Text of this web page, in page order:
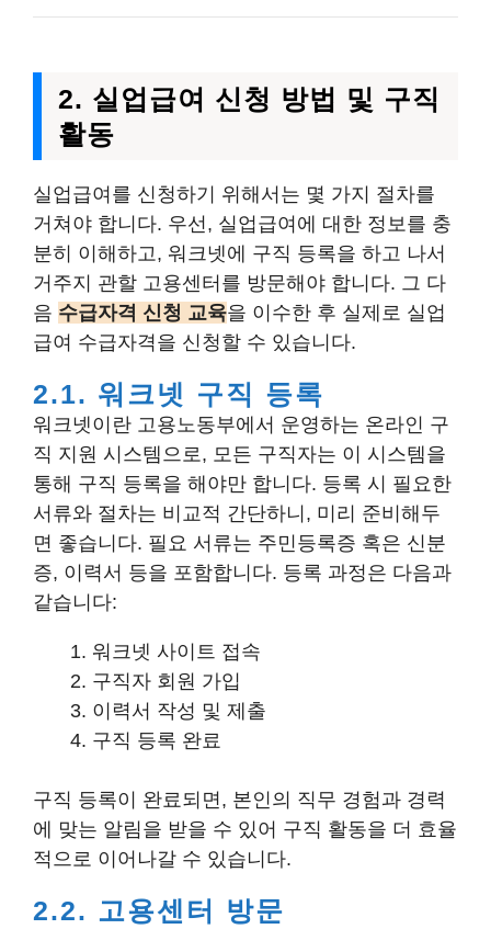
2. 실업급여 신청 방법 및 구직
활동
실업급여를 신청하기 위해서는 몇 가지 절차를
거쳐야 합니다. 우선, 실업급여에 대한 정보를 충
분히 이해하고, 워크넷에 구직 등록을 하고 나서
거주지 관할 고용센터를 방문해야 합니다. 그 다
음 수급자격 신청 교육을 이수한 후 실제로 실업
급여 수급자격을 신청할 수 있습니다.
2.1. 워크넷 구직 등록
워크넷이란 고용노동부에서 운영하는 온라인 구
직 지원 시스템으로, 모든 구직자는 이 시스템을
통해 구직 등록을 해야만 합니다. 등록 시 필요한
서류와 절차는 비교적 간단하니, 미리 준비해두
면 좋습니다. 필요 서류는 주민등록증 혹은 신분
증, 이력서 등을 포함합니다. 등록 과정은 다음과
같습니다:
워크넷 사이트 접속
구직자 회원 가입
이력서 작성 및 제출
구직 등록 완료
구직 등록이 완료되면, 본인의 직무 경험과 경력
에 맞는 알림을 받을 수 있어 구직 활동을 더 효율
적으로 이어나갈 수 있습니다.
2.2. 고용센터 방문